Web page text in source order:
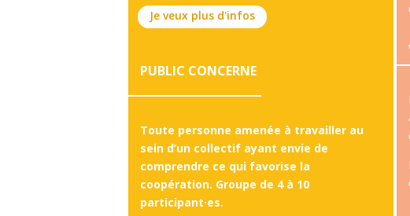
Je veux plus d'infos
PUBLIC CONCERNE
Toute personne amenée à travailler au
sein d’un collectif ayant envie de
comprendre ce qui favorise la
coopération. Groupe de 4 à 10
participant·es.